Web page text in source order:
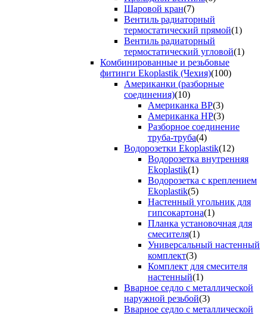
Шаровой кран(7)
Вентиль радиаторный
термостатический прямой(1)
Вентиль радиаторный
термостатический угловой(1)
Комбинированные и резьбовые
фитинги Ekoplastik (Чехия)(100)
Американки (разборные
соединения)(10)
Американка ВР(3)
Американка НР(3)
Разборное соединение
труба-труба(4)
Водорозетки Ekoplastik(12)
Водорозетка внутренняя
Ekoplastik(1)
Водорозетка с креплением
Ekoplastik(5)
Настенный угольник для
гипсокартона(1)
Планка установочная для
смесителя(1)
Универсальный настенный
комплект(3)
Комплект для смесителя
настенный(1)
Вварное седло с металлической
наружной резьбой(3)
Вварное седло с металлической